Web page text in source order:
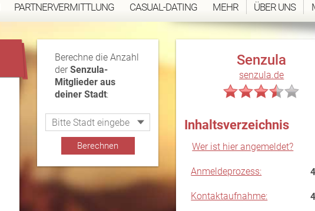
PARTNERVERMITTLUNG CASUAL-DATING MEHR ÜBER UNS
Senzula
senzula.de
Inhaltsverzeichnis
Wer ist hier angemeldet?
Anmeldeprozess:
Kontaktaufnahme:
Berechne die Anzahl
derSenzula-
Mitglieder aus
deiner Stadt: